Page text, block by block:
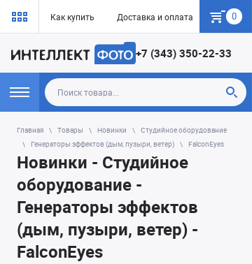
Как купить Доставка и оплата Гарантия
0
+7 (343) 350-22-33
Главная Товары Новинки
Студийное оборудование
Генераторы эффектов (дым, пузыри, ветер)
FalconEyes
Новинки - Студийное
оборудование -
Генераторы эффектов
(дым, пузыри, ветер) -
FalconEyes